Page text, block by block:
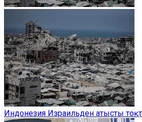
Индонезия Израильден атысты